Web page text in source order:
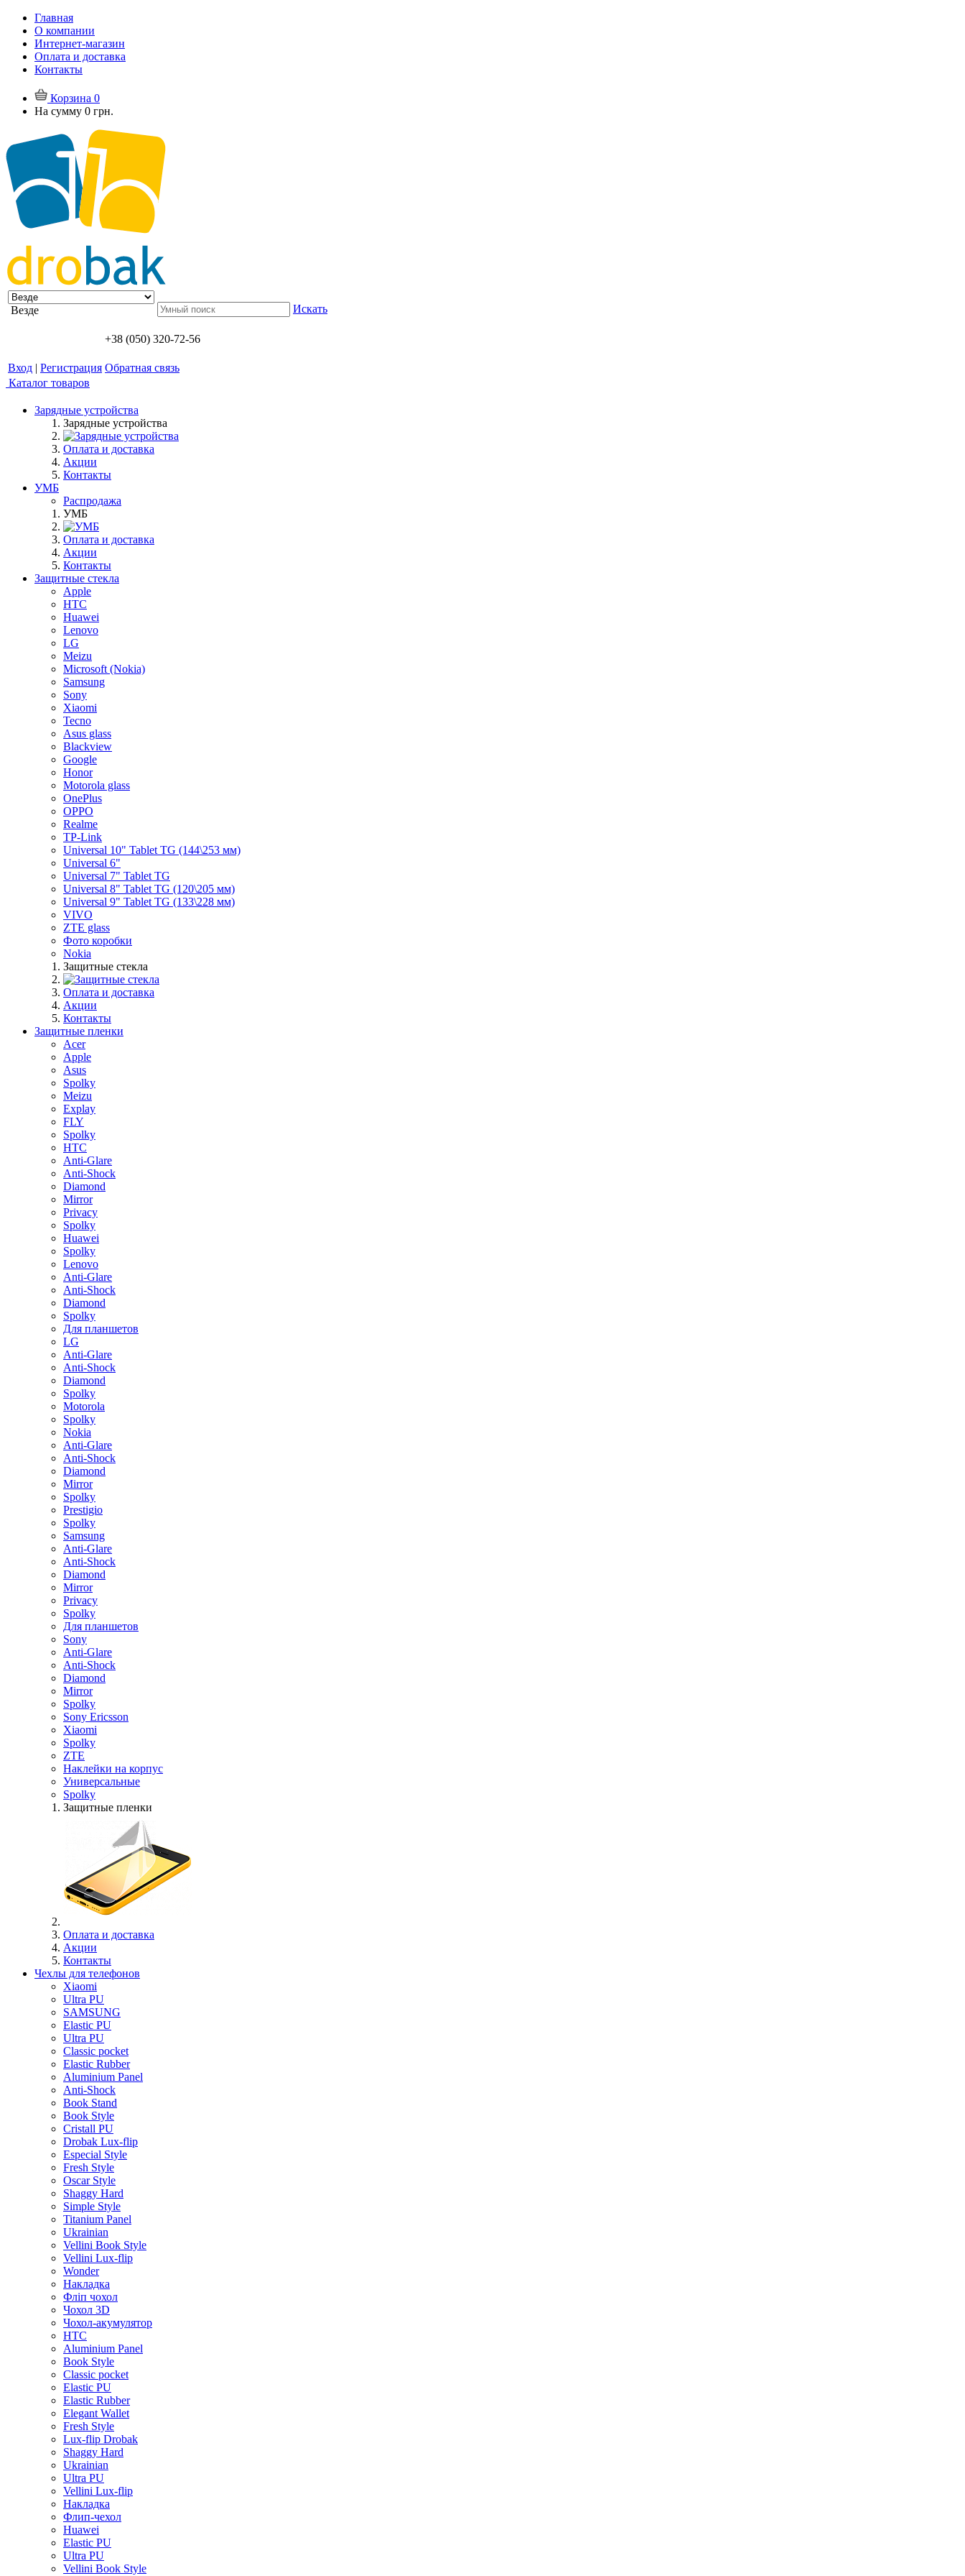
Главная
О компании
Интернет-магазин
Оплата и доставка
Контакты
Корзина 0
На сумму 0 грн.
Везде Искать
+38 (050) 320-72-56
Вход | Регистрация Обратная связь
Каталог товаров
Зарядные устройства
Зарядные устройства
Оплата и доставка
Акции
Контакты
УМБ
Распродажа
УМБ
Оплата и доставка
Акции
Контакты
Защитные стекла
Apple
HTC
Huawei
Lenovo
LG
Meizu
Microsoft (Nokia)
Samsung
Sony
Xiaomi
Tecno
Asus glass
Blackview
Google
Honor
Motorola glass
OnePlus
OPPO
Realme
TP-Link
Universal 10" Tablet TG (144\253 мм)
Universal 6"
Universal 7" Tablet TG
Universal 8" Tablet TG (120\205 мм)
Universal 9" Tablet TG (133\228 мм)
VIVO
ZTE glass
Фото коробки
Nokia
Защитные стекла
Оплата и доставка
Акции
Контакты
Защитные пленки
Acer
Apple
Asus
Spolky
Meizu
Explay
FLY
Spolky
HTC
Anti-Glare
Anti-Shock
Diamond
Mirror
Privacy
Spolky
Huawei
Spolky
Lenovo
Anti-Glare
Anti-Shock
Diamond
Spolky
Для планшетов
LG
Anti-Glare
Anti-Shock
Diamond
Spolky
Motorola
Spolky
Nokia
Anti-Glare
Anti-Shock
Diamond
Mirror
Spolky
Prestigio
Spolky
Samsung
Anti-Glare
Anti-Shock
Diamond
Mirror
Privacy
Spolky
Для планшетов
Sony
Anti-Glare
Anti-Shock
Diamond
Mirror
Spolky
Sony Ericsson
Xiaomi
Spolky
ZTE
Наклейки на корпус
Универсальные
Spolky
Защитные пленки
Оплата и доставка
Акции
Контакты
Чехлы для телефонов
Xiaomi
Ultra PU
SAMSUNG
Elastic PU
Ultra PU
Classic pocket
Elastic Rubber
Aluminium Panel
Anti-Shock
Book Stand
Book Style
Cristall PU
Drobak Lux-flip
Especial Style
Fresh Style
Oscar Style
Shaggy Hard
Simple Style
Titanium Panel
Ukrainian
Vellini Book Style
Vellini Lux-flip
Wonder
Накладка
Фліп чохол
Чохол 3D
Чохол-акумулятор
HTC
Aluminium Panel
Book Style
Classic pocket
Elastic PU
Elastic Rubber
Elegant Wallet
Fresh Style
Lux-flip Drobak
Shaggy Hard
Ukrainian
Ultra PU
Vellini Lux-flip
Накладка
Флип-чехол
Huawei
Elastic PU
Ultra PU
Vellini Book Style